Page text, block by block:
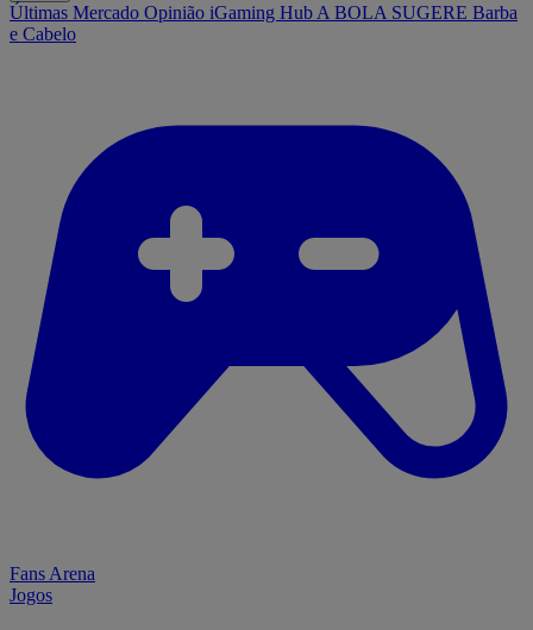
Últimas Mercado Opinião iGaming Hub A BOLA SUGERE Barba
e Cabelo
Fans Arena
Jogos